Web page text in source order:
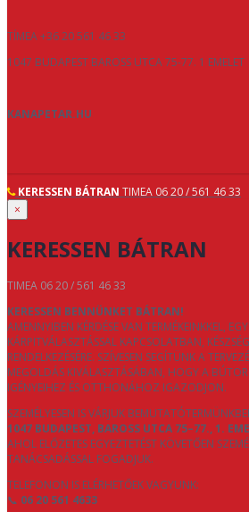
TÍMEA +36 20 561 46 33
1047 BUDAPEST BAROSS UTCA 75-77. 1 EMELET
KANAPETAR.HU
KERESSEN BÁTRAN TIMEA 06 20 / 561 46 33
×
KERESSEN BÁTRAN
TIMEA 06 20 / 561 46 33
KERESSEN BENNÜNKET BÁTRAN!
AMENNYIBEN KÉRDÉSE VAN TERMÉKEINKKEL,
KÁRPITVÁLASZTÁSSAL KAPCSOLATBAN,
RENDELKEZÉSÉRE. SZÍVESEN SEGÍTÜNK A
MEGOLDÁS KIVÁLASZTÁSÁBAN, HOGY A
IGÉNYEIHEZ ÉS OTTHONÁHOZ IGAZODJON.
SZEMÉLYESEN IS VÁRJUK
1047 BUDAPEST, BAROSS UTCA 75–77., 1.
AHOL ELŐZETES EGYEZTETÉST KÖVETŐEN
TANÁCSADÁSSAL FOGADJUK.
TELEFONON IS ELÉRHETŐEK VAGYUNK:
📞 06 20 561 4633